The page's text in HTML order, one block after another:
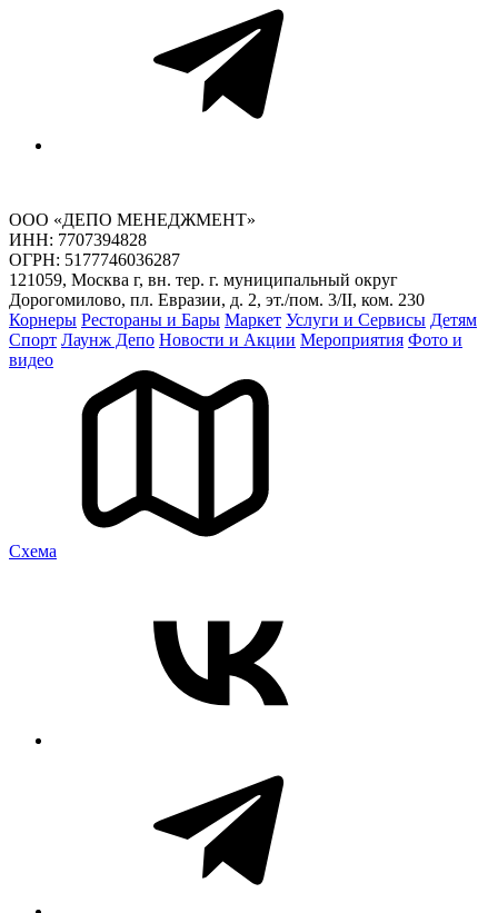
ООО «ДЕПО МЕНЕДЖМЕНТ»
ИНН: 7707394828
ОГРН: 5177746036287
121059, Москва г, вн. тер. г. муниципальный округ
Дорогомилово, пл. Евразии, д. 2, эт./пом. 3/II, ком. 230
Корнеры Рестораны и Бары Маркет Услуги и Сервисы Детям
Спорт Лаунж Депо Новости и Акции Мероприятия Фото и
видео
Cхема